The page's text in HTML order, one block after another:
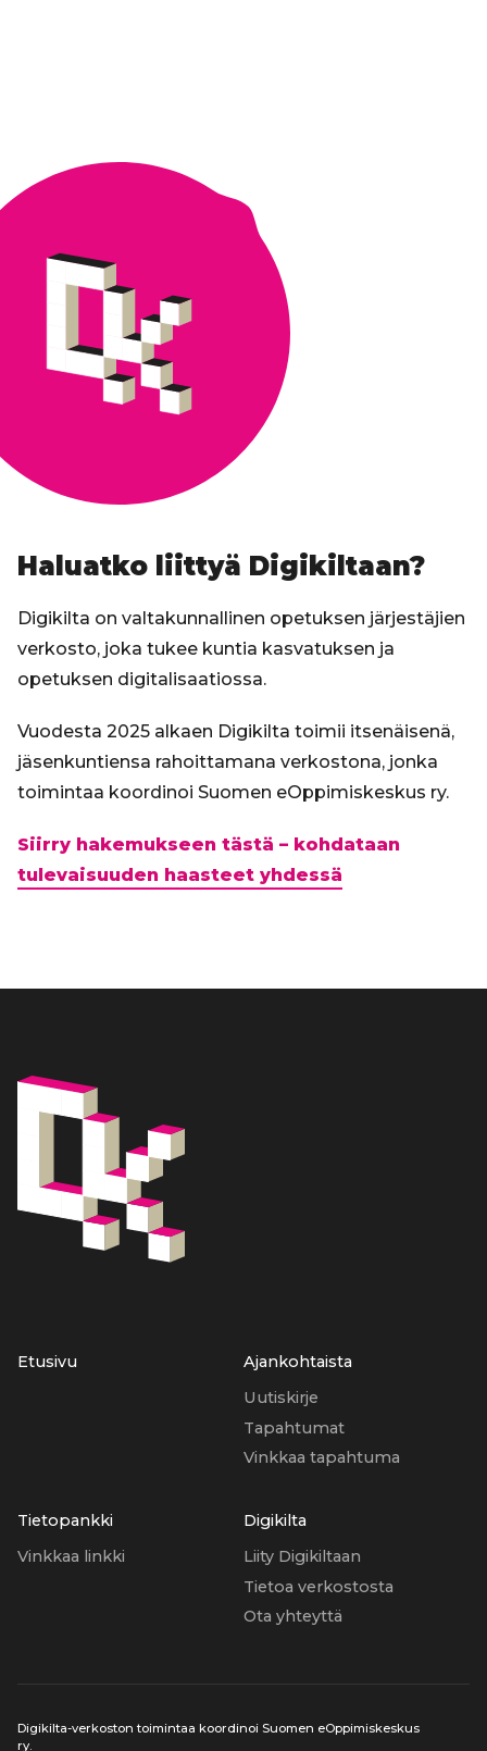
hyödyntämiseen
Haluatko liittyä Digikiltaan?
Digikilta on valtakunnallinen opetuksen järjestäjien
verkosto, joka tukee kuntia kasvatuksen ja
opetuksen digitalisaatiossa.
Vuodesta 2025 alkaen Digikilta toimii itsenäisenä,
jäsenkuntiensa rahoittamana verkostona, jonka
toimintaa koordinoi Suomen eOppimiskeskus ry.
Siirry hakemukseen tästä – kohdataan
tulevaisuuden haasteet yhdessä
Etusivu
Ajankohtaista
Uutiskirje
Tapahtumat
Vinkkaa tapahtuma
Tietopankki
Vinkkaa linkki
Digikilta
Liity Digikiltaan
Tietoa verkostosta
Ota yhteyttä
Digikilta-verkoston toimintaa koordinoi Suomen eOppimiskeskus
ry.